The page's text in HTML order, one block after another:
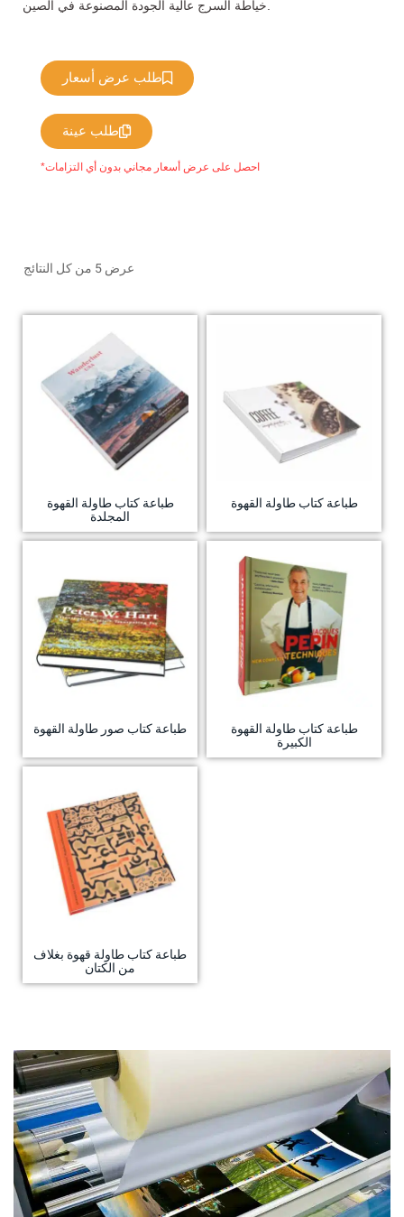
طلب عرض أسعار
طلب عينة
*احصل على عرض أسعار مجاني بدون أي التزامات
عرض ⁦5⁩ من كل النتائج
طباعة كتاب طاولة القهوة
المجلدة
طباعة كتاب طاولة القهوة
طباعة كتاب صور طاولة القهوة
طباعة كتاب طاولة القهوة
الكبيرة
طباعة كتاب طاولة قهوة بغلاف
من الكتان